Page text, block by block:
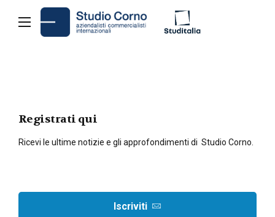
Registrati qui
Ricevi le ultime notizie e gli approfondimenti di Studio Corno.
Iscriviti